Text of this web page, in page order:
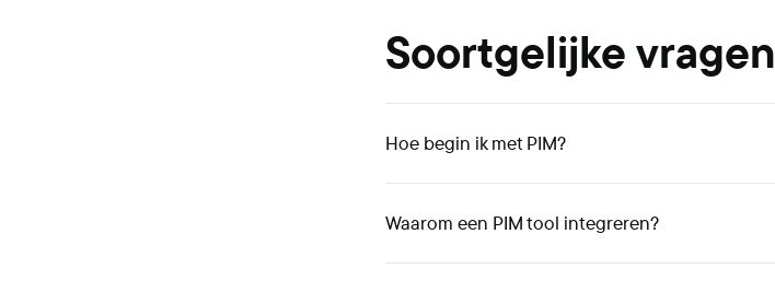
Soortgelijke vragen
Hoe begin ik met PIM?
Waarom een PIM tool integreren?